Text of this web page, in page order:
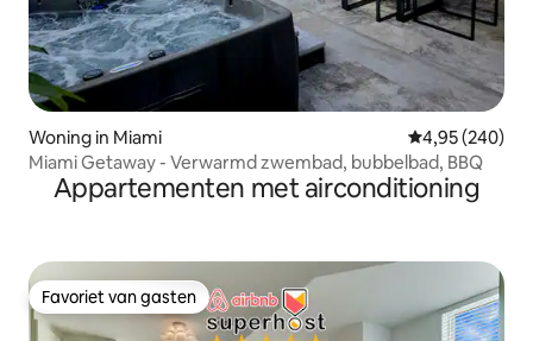
Woning in Miami Gemiddelde
4,95 (240)
Miami Getaway - Verwarmd zwembad, bubbelbad, BBQ
Appartementen met airconditioning
Favoriet van gasten
Favoriet van gasten